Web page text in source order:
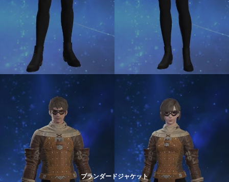
プランダードジャケット